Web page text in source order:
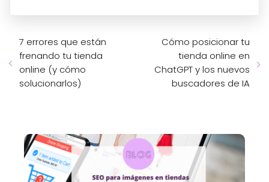
7 errores que están
frenando tu tienda
online (y cómo
solucionarlos)
Cómo posicionar tu
tienda online en
ChatGPT y los nuevos
buscadores de IA